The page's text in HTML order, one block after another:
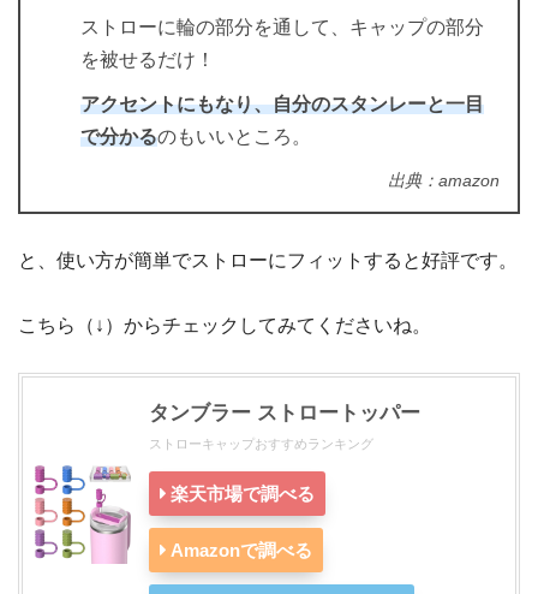
ストローに輪の部分を通して、キャップの部分
を被せるだけ！
アクセントにもなり、自分のスタンレーと一目
で分かるのもいいところ。
出典：amazon
と、使い方が簡単でストローにフィットすると好評です。
こちら（↓）からチェックしてみてくださいね。
タンブラー ストロートッパー
ストローキャップおすすめランキング
楽天市場で調べる
Amazonで調べる